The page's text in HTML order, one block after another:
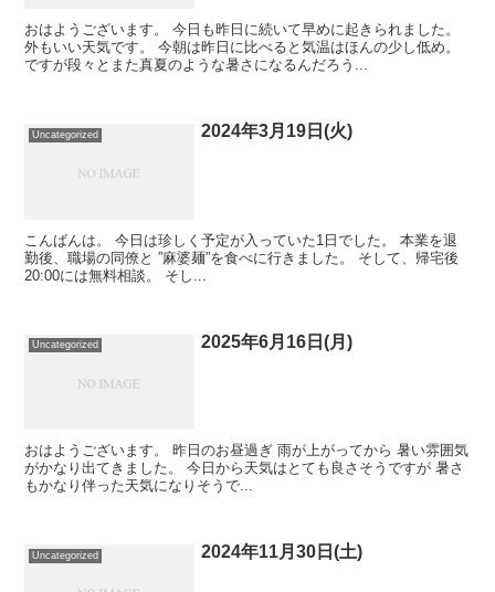
おはようございます。 今日も昨日に続いて早めに起きられました。
外もいい天気です。 今朝は昨日に比べると気温はほんの少し低め。
ですが段々とまた真夏のような暑さになるんだろう...
Uncategorized 2024年3月19日(火)
こんばんは。 今日は珍しく予定が入っていた1日でした。 本業を退
勤後、職場の同僚と ”麻婆麺”を食べに行きました。 そして、帰宅後
20:00には無料相談。 そし...
Uncategorized 2025年6月16日(月)
おはようございます。 昨日のお昼過ぎ 雨が上がってから 暑い雰囲気
がかなり出てきました。 今日から天気はとても良さそうですが 暑さ
もかなり伴った天気になりそうで...
Uncategorized 2024年11月30日(土)